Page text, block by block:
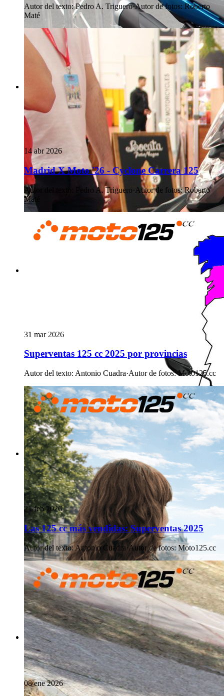
Autor del texto: Pedro A. Triguero·Autor de fotos: Roberto
Maté
14 abr 2026
Madrid X Moto '26 - Cyclone Carrera 125
Autor del texto Pedro A. Triguero· Autor de fotos: Roberto
Maté
31 mar 2026
Superventas 125 cc 2025 por provincias
Autor del texto: Antonio Cuadra·Autor de fotos: Moto125.cc
21 feb 2026
Las 125 cc más vendidas: Superventas 2025
Autor del texto:Antonio Cuadra·Autor de fotos: Moto125.cc
08 ene 2026